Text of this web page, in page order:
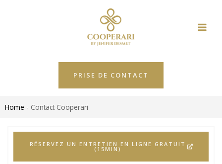
PRISE DE CONTACT
Home - Contact Cooperari
RÉSERVEZ UN ENTRETIEN EN LIGNE GRATUIT
(15MIN)